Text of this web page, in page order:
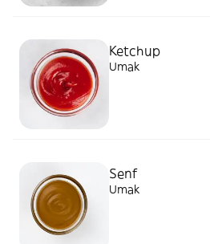
Ketchup
Umak
Senf
Umak